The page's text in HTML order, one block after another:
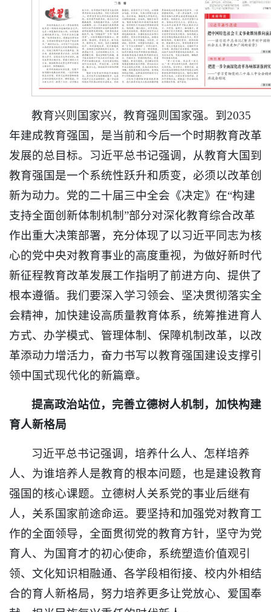
教育兴则国家兴，教育强则国家强。到2035
年建成教育强国，是当前和今后一个时期教育改革
发展的总目标。习近平总书记强调，从教育大国到
教育强国是一个系统性跃升和质变，必须以改革创
新为动力。党的二十届三中全会《决定》在“构建
支持全面创新体制机制”部分对深化教育综合改革
作出重大决策部署，充分体现了以习近平同志为核
心的党中央对教育事业的高度重视，为做好新时代
新征程教育改革发展工作指明了前进方向、提供了
根本遵循。我们要深入学习领会、坚决贯彻落实全
会精神，加快建设高质量教育体系，统筹推进育人
方式、办学模式、管理体制、保障机制改革，以改
革添动力增活力，奋力书写以教育强国建设支撑引
领中国式现代化的新篇章。
提高政治站位，完善立德树人机制，加快构建
育人新格局
习近平总书记强调，培养什么人、怎样培养
人、为谁培养人是教育的根本问题，也是建设教育
强国的核心课题。立德树人关系党的事业后继有
人，关系国家前途命运。要坚持和加强党对教育工
作的全面领导，全面贯彻党的教育方针，坚守为党
育人、为国育才的初心使命，系统塑造价值观引
领、文化知识相融通、各学段相衔接、校内外相结
合的育人新格局，努力培养更多让党放心、爱国奉